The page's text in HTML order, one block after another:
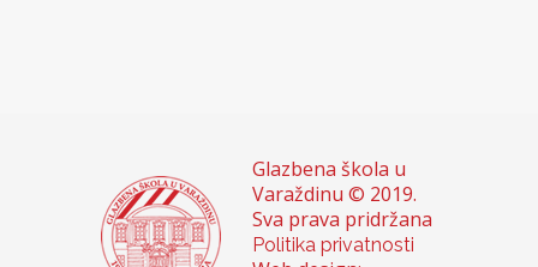
Glazbena škola u
Varaždinu © 2019.
Sva prava pridržana
Politika privatnosti